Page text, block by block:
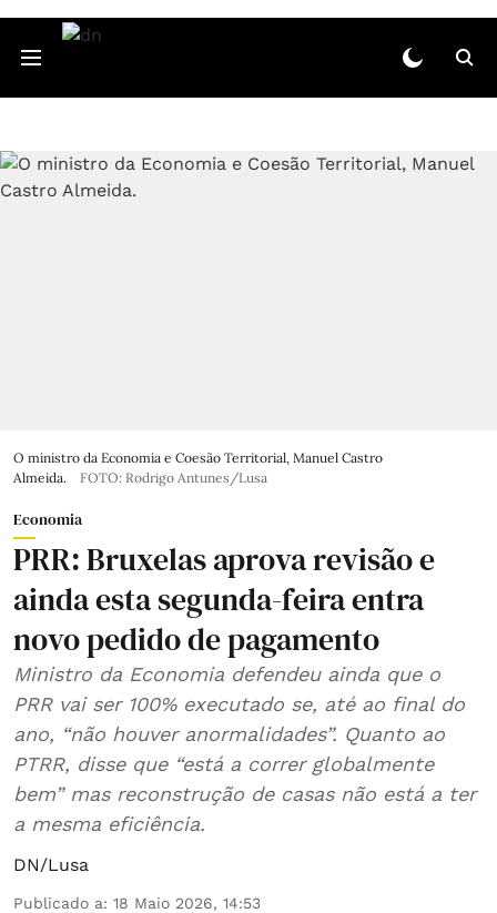
O ministro da Economia e Coesão Territorial, Manuel Castro
Almeida.
FOTO: Rodrigo Antunes/Lusa
Economia
PRR: Bruxelas aprova revisão e
ainda esta segunda-feira entra
novo pedido de pagamento
Ministro da Economia defendeu ainda que o
PRR vai ser 100% executado se, até ao final do
ano, “não houver anormalidades”. Quanto ao
PTRR, disse que “está a correr globalmente
bem” mas reconstrução de casas não está a ter
a mesma eficiência.
DN/Lusa
Publicado a: 18 Maio 2026, 14:53